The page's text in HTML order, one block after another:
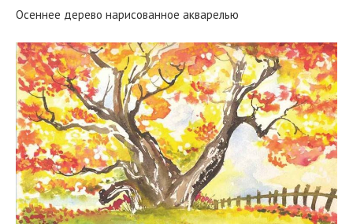
Осеннее дерево нарисованное акварелью